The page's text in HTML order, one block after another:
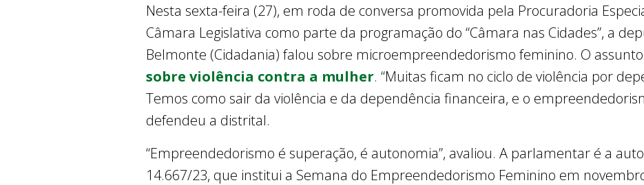
Nesta sexta-feira (27), em roda de conversa promovida pela Procuradoria
Câmara Legislativa como parte da programação do “Câmara nas Cidades”, a
Belmonte (Cidadania) falou sobre microempreendedorismo feminino. O
sobre violência contra a mulher. “Muitas ficam no ciclo de violência por
Temos como sair da violência e da dependência financeira, e o
defendeu a distrital.
“Empreendedorismo é superação, é autonomia”, avaliou. A parlamentar é a
14.667/23, que institui a Semana do Empreendedorismo Feminino em